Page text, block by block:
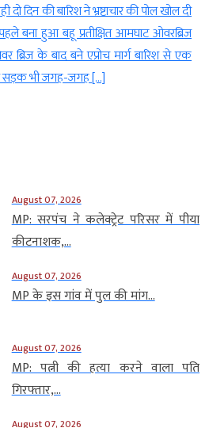
दो दिन की बारिश ने भ्रष्टाचार की पोल खोल दी
बना हुआ बहू प्रतीक्षित आमघाट ओवरब्रिज
ब्रिज के बाद बने एप्रोच मार्ग बारिश से एक
सड़क भी जगह-जगह […]
August 07, 2026
MP: सरपंच ने कलेक्ट्रेट परिसर में पीया
कीटनाशक,...
August 07, 2026
MP के इस गांव में पुल की मांग...
August 07, 2026
MP: पत्नी की हत्या करने वाला पति
गिरफ्तार,...
August 07, 2026